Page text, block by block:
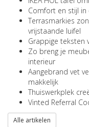
Comfort en stijl
Terrasmarkies
vrijstaande luifel
Grappige teksten
Zo breng je
interieur
Aangebrand vet
makkelijk
Thuiswerkplek
Vinted Referral
Alle artikelen